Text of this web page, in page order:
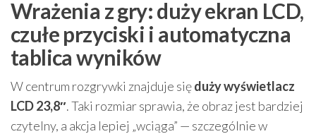
Wrażenia z gry: duży ekran LCD,
czułe przyciski i automatyczna
tablica wyników
W centrum rozgrywki znajduje sięduży wyświetlacz
LCD 23,8″. Taki rozmiar sprawia, że obraz jest bardziej
czytelny, a akcja lepiej „wciąga” — szczególnie w